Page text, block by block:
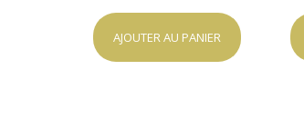
AJOUTER AU PANIER